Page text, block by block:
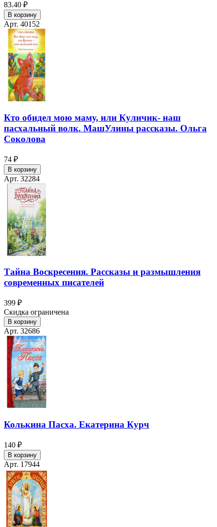
83.40 ₽
В корзину
Арт. 40152
Кто обидел мою маму, или Куличик- наш
пасхальный волк. МашУлины рассказы. Ольга
Соколова
74 ₽
В корзину
Арт. 32284
Тайна Воскресения. Рассказы и размышления
современных писателей
399 ₽
Скидка ограничена
В корзину
Арт. 32686
Колькина Пасха. Екатерина Курч
140 ₽
В корзину
Арт. 17944